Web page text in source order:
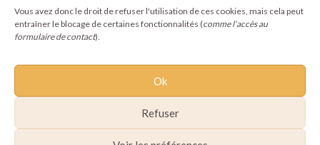
Vous avez donc le droit de refuser l'utilisation de ces cookies, mais cela peut
entraîner le blocage de certaines fonctionnalités (comme l'accès au
formulaire de contact).
Ok
Refuser